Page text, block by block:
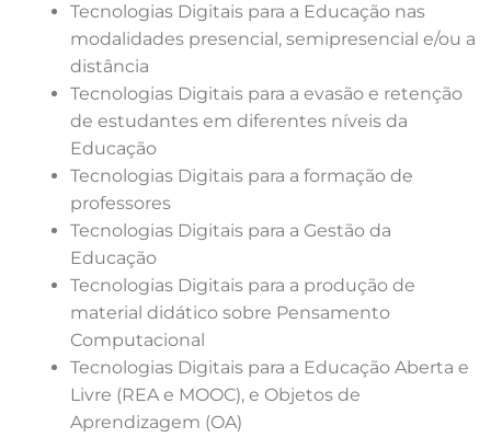
Tecnologias Digitais para a Educação nas
modalidades presencial, semipresencial e/ou a
distância
Tecnologias Digitais para a evasão e retenção
de estudantes em diferentes níveis da
Educação
Tecnologias Digitais para a formação de
professores
Tecnologias Digitais para a Gestão da
Educação
Tecnologias Digitais para a produção de
material didático sobre Pensamento
Computacional
Tecnologias Digitais para a Educação Aberta e
Livre (REA e MOOC), e Objetos de
Aprendizagem (OA)